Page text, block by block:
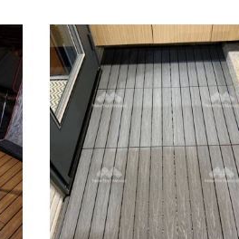
快組地板｜門口
踏墊
快組地板 / 陽台露台